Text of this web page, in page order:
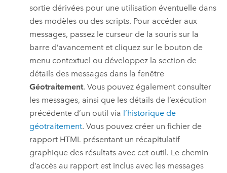
sortie dérivées pour une utilisation éventuelle dans
des modèles ou des scripts. Pour accéder aux
messages, passez le curseur de la souris sur la
barre d’avancement et cliquez sur le bouton de
menu contextuel ou développez la section de
détails des messages dans la fenêtre
Géotraitement. Vous pouvez également consulter
les messages, ainsi que les détails de l’exécution
précédente d’un outil via l’historique de
géotraitement. Vous pouvez créer un fichier de
rapport HTML présentant un récapitulatif
graphique des résultats avec cet outil. Le chemin
d’accès au rapport est inclus avec les messages